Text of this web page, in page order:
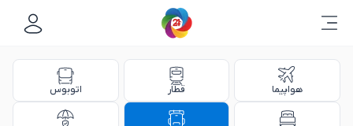
هواپیما قطار اتوبوس